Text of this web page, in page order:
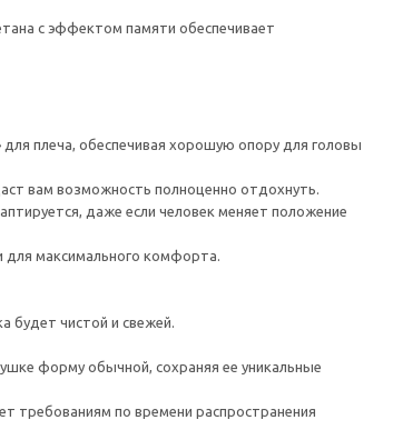
с эффектом памяти обеспечивает
плеча, обеспечивая хорошую опору для головы
вам возможность полноценно отдохнуть.
даже если человек меняет положение
для максимального комфорта.
будет чистой и свежей.
форму обычной, сохраняя ее уникальные
требованиям по времени распространения